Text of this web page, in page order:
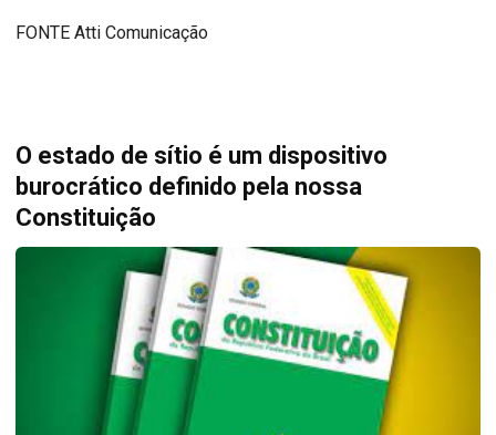
FONTE Atti Comunicação
O estado de sítio é um dispositivo
burocrático definido pela nossa
Constituição